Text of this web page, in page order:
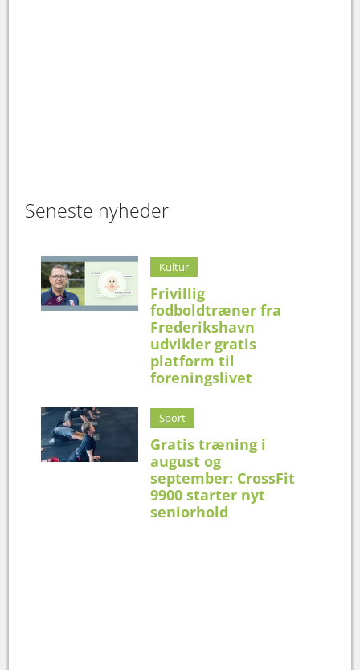
Seneste nyheder
Kultur
Frivillig
fodboldtræner fra
Frederikshavn
udvikler gratis
platform til
foreningslivet
Sport
Gratis træning i
august og
september: CrossFit
9900 starter nyt
seniorhold